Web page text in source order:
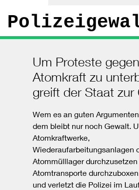
Um Proteste gegen
Atomkraft zu
greift der Staat zur
Wem es an guten
dem bleibt nur noch Gewalt.
Atomkraftwerke,
Wiederaufarbeitungsanlagen
Atommülllager durchzusetzen
Atomtransporte
und verletzt die Polizei im